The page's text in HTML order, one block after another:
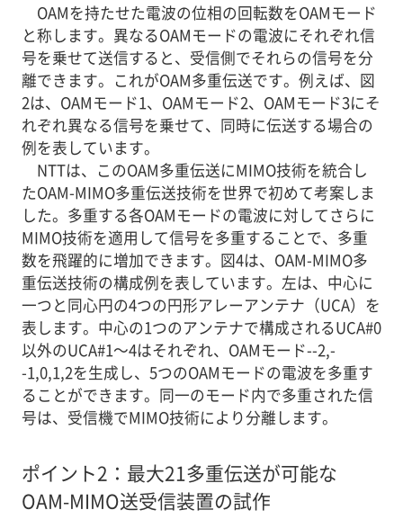
OAMを持たせた電波の位相の回転数をOAMモード
と称します。異なるOAMモードの電波にそれぞれ信
号を乗せて送信すると、受信側でそれらの信号を分
離できます。これがOAM多重伝送です。例えば、図
2は、OAMモード1、OAMモード2、OAMモード3にそ
れぞれ異なる信号を乗せて、同時に伝送する場合の
例を表しています。
NTTは、このOAM多重伝送にMIMO技術を統合し
たOAM-MIMO多重伝送技術を世界で初めて考案しま
した。多重する各OAMモードの電波に対してさらに
MIMO技術を適用して信号を多重することで、多重
数を飛躍的に増加できます。図4は、OAM-MIMO多
重伝送技術の構成例を表しています。左は、中心に
一つと同心円の4つの円形アレーアンテナ（UCA）を
表します。中心の1つのアンテナで構成されるUCA#0
以外のUCA#1～4はそれぞれ、OAMモード--2,-
-1,0,1,2を生成し、5つのOAMモードの電波を多重す
ることができます。同一のモード内で多重された信
号は、受信機でMIMO技術により分離します。
ポイント2：最大21多重伝送が可能な
OAM-MIMO送受信装置の試作